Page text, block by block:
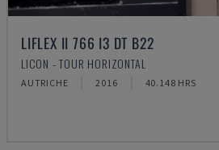
LIFLEX II 766 I3 DT B22
LICON - TOUR HORIZONTAL
AUTRICHE 2016 40.148 HRS